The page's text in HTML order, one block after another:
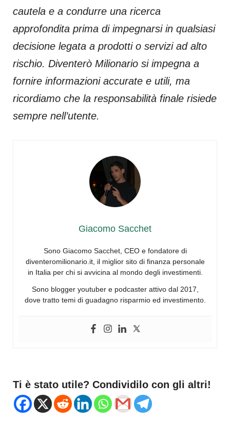
cautela e a condurre una ricerca
approfondita prima di impegnarsi in qualsiasi
decisione legata a prodotti o servizi ad alto
rischio. Diventerò Milionario si impegna a
fornire informazioni accurate e utili, ma
ricordiamo che la responsabilità finale risiede
sempre nell’utente.
Giacomo Sacchet
Sono Giacomo Sacchet, CEO e fondatore di
diventeromilionario.it, il miglior sito di finanza personale
in Italia per chi si avvicina al mondo degli investimenti.
Sono blogger youtuber e podcaster attivo dal 2017,
dove tratto temi di guadagno risparmio ed investimento.
Ti è stato utile? Condividilo con gli altri!